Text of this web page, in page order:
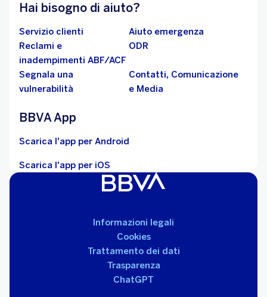
Hai bisogno di aiuto?
Servizio clienti
Aiuto emergenza
Reclami e
inadempimenti ABF/ACF
ODR
Segnala una
vulnerabilità
Contatti, Comunicazione
e Media
BBVA App
Scarica l'app per Android
Scarica l'app per iOS
Informazioni legali
Cookies
Trattamento dei dati
Trasparenza
ChatGPT